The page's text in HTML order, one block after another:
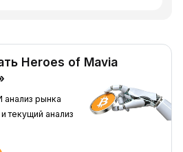
Heroes of Mavia
анализ рынка
текущий анализ